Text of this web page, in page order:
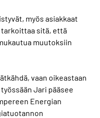
myös asiakkaat
tarkoittaa sitä, että
muutoksiin
vaan oikeastaan
Jari pääsee
Energian